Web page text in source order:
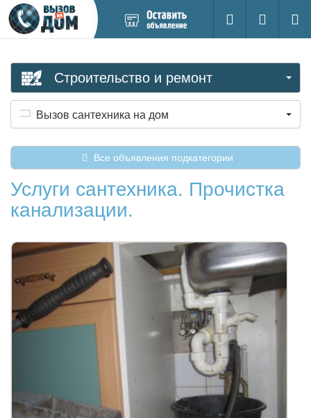
новое
Поиск
Вход на
Строительство и ремонт
Вызов сантехника на дом
Все объявления подкатегории
Услуги сантехника. Прочистка
канализации.